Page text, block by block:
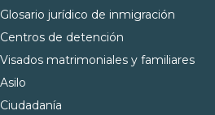
Glosario jurídico de inmigración
Centros de detención
Visados matrimoniales y familiares
Asilo
Ciudadanía